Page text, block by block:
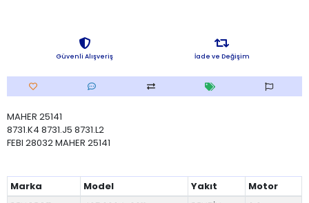
Güvenli Alışveriş İade ve Değişim
MAHER 25141
8731.K4 8731.J5 8731.L2
FEBI 28032 MAHER 25141
Marka Model Yakıt
Motor